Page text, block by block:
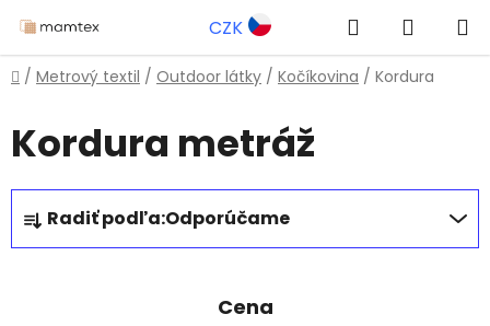
na
obsah
CZK Hľadať
KOŠÍK
Domov
/ Metrový textil / Outdoor látky / Kočíkovina / Kordura
Kordura metráž
R
a
d
Radiť podľa:Odporúčame
Cena